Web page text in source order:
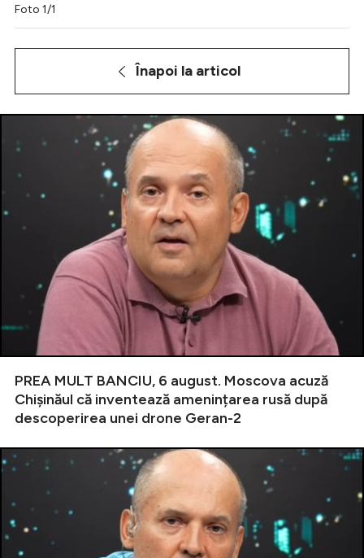
Foto 1/1
Înapoi la articol
PREA MULT BANCIU, 6 august. Moscova acuză
Chișinăul că inventează amenințarea rusă după
descoperirea unei drone Geran-2